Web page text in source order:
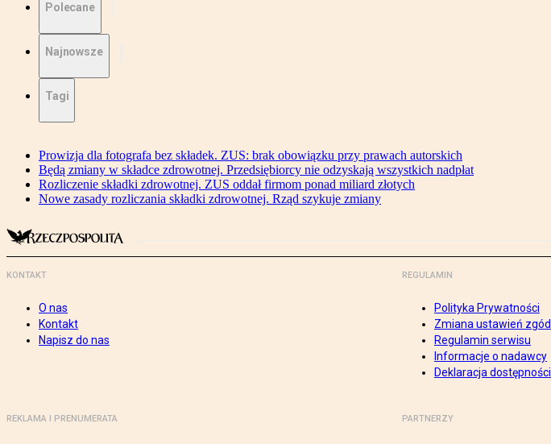
Polecane
Najnowsze
Tagi
Prowizja dla fotografa bez składek. ZUS: brak obowiązku przy prawach autorskich
Będą zmiany w składce zdrowotnej. Przedsiębiorcy nie odzyskają wszystkich nadpłat
Rozliczenie składki zdrowotnej. ZUS oddał firmom ponad miliard złotych
Nowe zasady rozliczania składki zdrowotnej. Rząd szykuje zmiany
KONTAKT
O nas
Kontakt
Napisz do nas
REGULAMIN
Polityka Prywatności
Zmiana ustawień zgód
Regulamin serwisu
Informacje o nadawcy
Deklaracja dostępności
REKLAMA I PRENUMERATA PARTNERZY